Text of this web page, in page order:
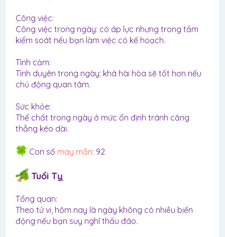
Công việc:
Công việc trong ngày: có áp lực nhưng trong tầm
kiểm soát nếu bạn làm việc có kế hoạch.
Tình cảm:
Tình duyên trong ngày: khá hài hòa sẽ tốt hơn nếu
chủ động quan tâm.
Sức khỏe:
Thể chất trong ngày ở mức ổn định tránh căng
thẳng kéo dài.
Con số may mắn: 92
Tuổi Tỵ
Tổng quan:
Theo tử vi, hôm nay là ngày không có nhiều biến
động nếu bạn suy nghĩ thấu đáo.